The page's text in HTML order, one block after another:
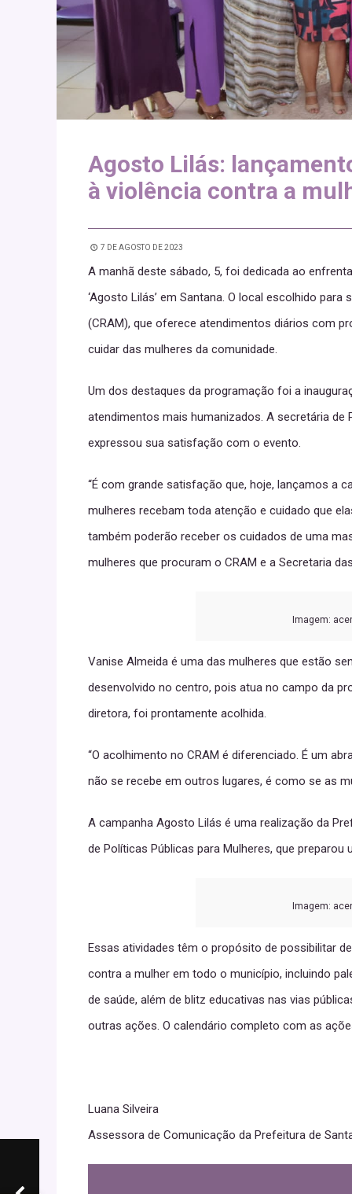
Agosto Lilás:
à violência contra a
7 DE AGOSTO DE 2023
A manhã deste sábado, 5, foi dedicada ao
‘Agosto Lilás’ em Santana. O local escolhido
(CRAM), que oferece atendimentos diários com
cuidar das mulheres da comunidade.
Um dos destaques da programação foi a
atendimentos mais humanizados. A secretária de
expressou sua satisfação com o evento.
“É com grande satisfação que, hoje, lançamos a
mulheres recebam toda atenção e cuidado que
também poderão receber os cuidados de uma
mulheres que procuram o CRAM e a Secretaria
Imagem:
Vanise Almeida é uma das mulheres que estão
desenvolvido no centro, pois atua no campo da
diretora, foi prontamente acolhida.
“O acolhimento no CRAM é diferenciado. É um
não se recebe em outros lugares, é como se as
A campanha Agosto Lilás é uma realização da
de Políticas Públicas para Mulheres, que
Imagem:
Essas atividades têm o propósito de possibilitar
contra a mulher em todo o município, incluindo
de saúde, além de blitz educativas nas vias
outras ações. O calendário completo com as
Luana Silveira
Assessora de Comunicação da Prefeitura de